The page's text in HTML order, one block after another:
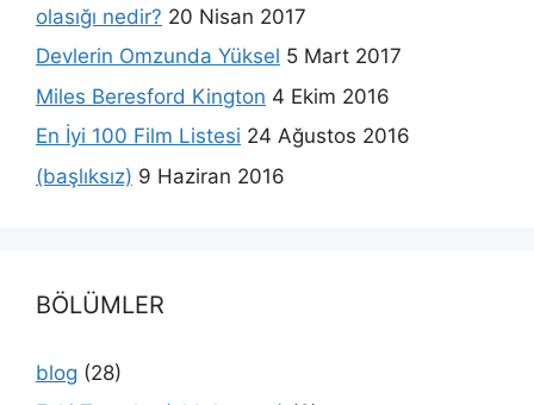
olasığı nedir? 20 Nisan 2017
Devlerin Omzunda Yüksel 5 Mart 2017
Miles Beresford Kington 4 Ekim 2016
En İyi 100 Film Listesi 24 Ağustos 2016
(başlıksız) 9 Haziran 2016
BÖLÜMLER
blog (28)